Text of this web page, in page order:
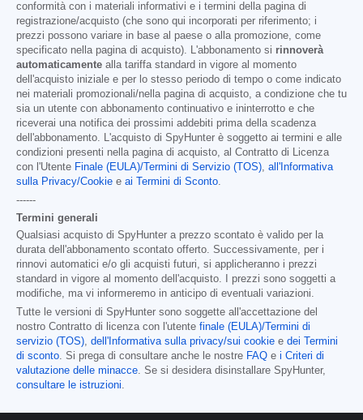
conformità con i materiali informativi e i termini della pagina di
registrazione/acquisto (che sono qui incorporati per riferimento; i
prezzi possono variare in base al paese o alla promozione, come
specificato nella pagina di acquisto). L'abbonamento si rinnoverà
automaticamente alla tariffa standard in vigore al momento
dell'acquisto iniziale e per lo stesso periodo di tempo o come indicato
nei materiali promozionali/nella pagina di acquisto, a condizione che tu
sia un utente con abbonamento continuativo e ininterrotto e che
riceverai una notifica dei prossimi addebiti prima della scadenza
dell'abbonamento. L'acquisto di SpyHunter è soggetto ai termini e alle
condizioni presenti nella pagina di acquisto, al Contratto di Licenza
con l'Utente Finale (EULA)/Termini di Servizio (TOS), all'Informativa
sulla Privacy/Cookie e ai Termini di Sconto.
------
Termini generali
Qualsiasi acquisto di SpyHunter a prezzo scontato è valido per la
durata dell'abbonamento scontato offerto. Successivamente, per i
rinnovi automatici e/o gli acquisti futuri, si applicheranno i prezzi
standard in vigore al momento dell'acquisto. I prezzi sono soggetti a
modifiche, ma vi informeremo in anticipo di eventuali variazioni.
Tutte le versioni di SpyHunter sono soggette all'accettazione del
nostro Contratto di licenza con l'utente finale (EULA)/Termini di
servizio (TOS), dell'Informativa sulla privacy/sui cookie e dei Termini
di sconto. Si prega di consultare anche le nostre FAQ e i Criteri di
valutazione delle minacce. Se si desidera disinstallare SpyHunter,
consultare le istruzioni.